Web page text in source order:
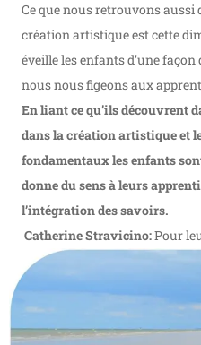
Ce que nous retrouvons
création artistique est cette
éveille les enfants d’une
nous nous figeons aux
En liant ce qu’ils découvrent
dans la création artistique et
fondamentaux les enfants
donne du sens à leurs
l’intégration des savoirs.
Catherine Stravicino:Pour